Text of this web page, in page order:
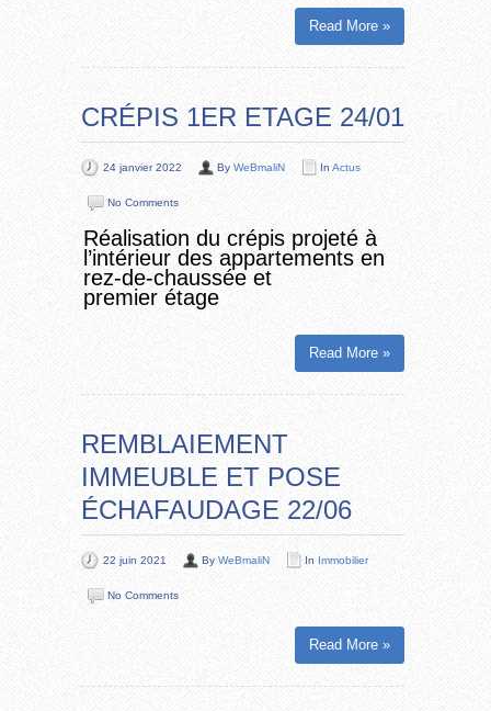
Read More »
CRÉPIS 1ER ETAGE 24/01
24 janvier 2022 By WeBmaliN In Actus
No Comments
Réalisation du crépis projeté à
l’intérieur des appartements en
rez-de-chaussée et
premier étage
Read More »
REMBLAIEMENT
IMMEUBLE ET POSE
ÉCHAFAUDAGE 22/06
22 juin 2021 By WeBmaliN In Immobilier
No Comments
Read More »